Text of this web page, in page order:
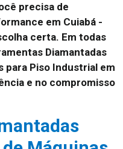
precisa de
em Cuiabá -
certa. Em todas
Diamantadas
para Piso Industrial em
e no compromisso